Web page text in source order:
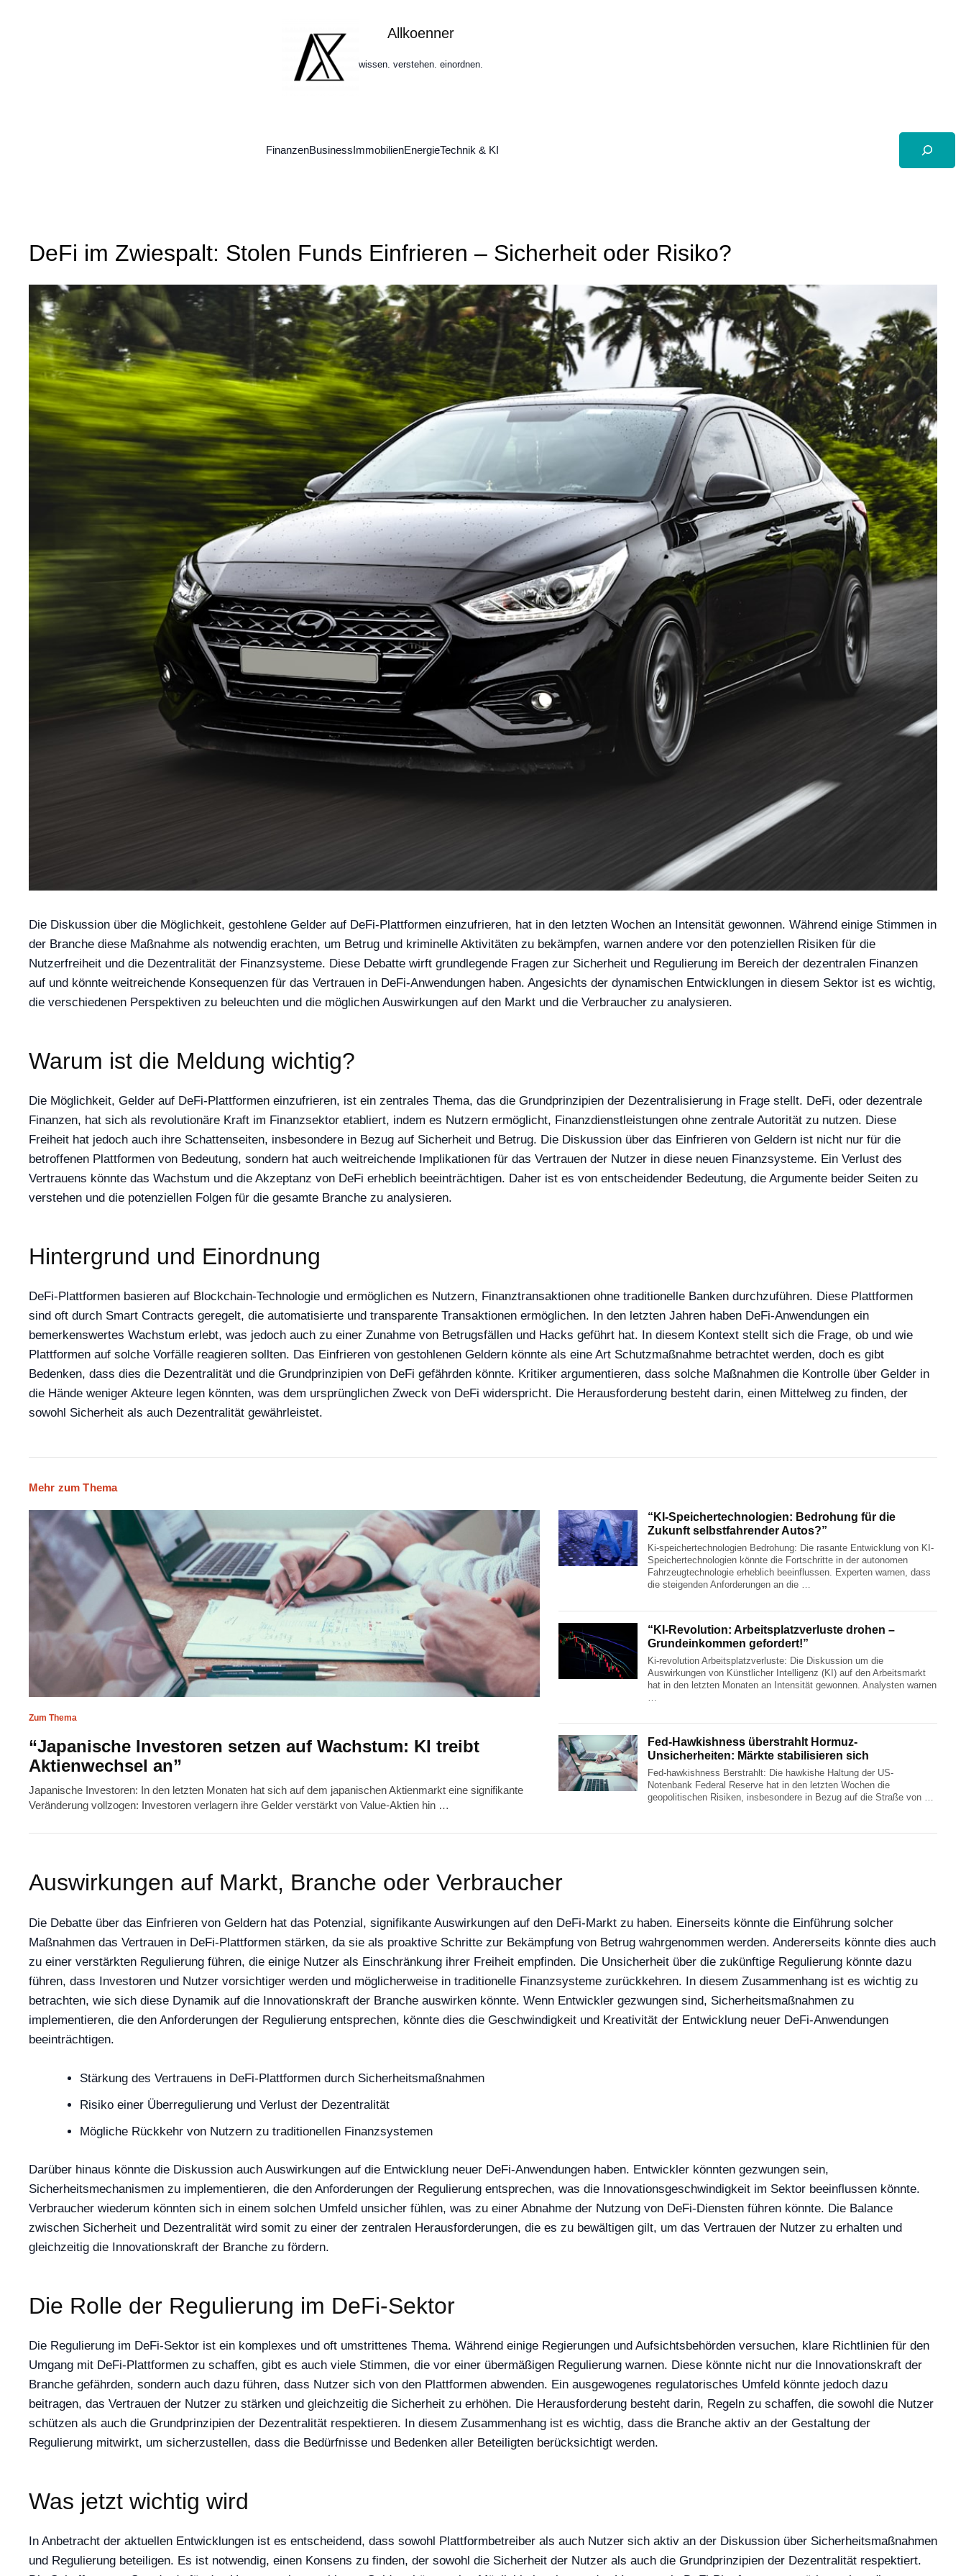
Allkoenner
wissen. verstehen. einordnen.
FinanzenBusinessImmobilienEnergieTechnik & KI
Suchen
DeFi im Zwiespalt: Stolen Funds Einfrieren – Sicherheit oder Risiko?
Die Diskussion über die Möglichkeit, gestohlene Gelder auf DeFi-Plattformen einzufrieren, hat in den letzten Wochen an Intensität gewonnen. Während einige Stimmen in
der Branche diese Maßnahme als notwendig erachten, um Betrug und kriminelle Aktivitäten zu bekämpfen, warnen andere vor den potenziellen Risiken für die
Nutzerfreiheit und die Dezentralität der Finanzsysteme. Diese Debatte wirft grundlegende Fragen zur Sicherheit und Regulierung im Bereich der dezentralen Finanzen
auf und könnte weitreichende Konsequenzen für das Vertrauen in DeFi-Anwendungen haben. Angesichts der dynamischen Entwicklungen in diesem Sektor ist es wichtig,
die verschiedenen Perspektiven zu beleuchten und die möglichen Auswirkungen auf den Markt und die Verbraucher zu analysieren.
Warum ist die Meldung wichtig?
Die Möglichkeit, Gelder auf DeFi-Plattformen einzufrieren, ist ein zentrales Thema, das die Grundprinzipien der Dezentralisierung in Frage stellt. DeFi, oder dezentrale
Finanzen, hat sich als revolutionäre Kraft im Finanzsektor etabliert, indem es Nutzern ermöglicht, Finanzdienstleistungen ohne zentrale Autorität zu nutzen. Diese
Freiheit hat jedoch auch ihre Schattenseiten, insbesondere in Bezug auf Sicherheit und Betrug. Die Diskussion über das Einfrieren von Geldern ist nicht nur für die
betroffenen Plattformen von Bedeutung, sondern hat auch weitreichende Implikationen für das Vertrauen der Nutzer in diese neuen Finanzsysteme. Ein Verlust des
Vertrauens könnte das Wachstum und die Akzeptanz von DeFi erheblich beeinträchtigen. Daher ist es von entscheidender Bedeutung, die Argumente beider Seiten zu
verstehen und die potenziellen Folgen für die gesamte Branche zu analysieren.
Hintergrund und Einordnung
DeFi-Plattformen basieren auf Blockchain-Technologie und ermöglichen es Nutzern, Finanztransaktionen ohne traditionelle Banken durchzuführen. Diese Plattformen
sind oft durch Smart Contracts geregelt, die automatisierte und transparente Transaktionen ermöglichen. In den letzten Jahren haben DeFi-Anwendungen ein
bemerkenswertes Wachstum erlebt, was jedoch auch zu einer Zunahme von Betrugsfällen und Hacks geführt hat. In diesem Kontext stellt sich die Frage, ob und wie
Plattformen auf solche Vorfälle reagieren sollten. Das Einfrieren von gestohlenen Geldern könnte als eine Art Schutzmaßnahme betrachtet werden, doch es gibt
Bedenken, dass dies die Dezentralität und die Grundprinzipien von DeFi gefährden könnte. Kritiker argumentieren, dass solche Maßnahmen die Kontrolle über Gelder in
die Hände weniger Akteure legen könnten, was dem ursprünglichen Zweck von DeFi widerspricht. Die Herausforderung besteht darin, einen Mittelweg zu finden, der
sowohl Sicherheit als auch Dezentralität gewährleistet.
Mehr zum Thema
Zum Thema
“Japanische Investoren setzen auf Wachstum: KI treibt
Aktienwechsel an”
Japanische Investoren: In den letzten Monaten hat sich auf dem japanischen Aktienmarkt eine signifikante
Veränderung vollzogen: Investoren verlagern ihre Gelder verstärkt von Value-Aktien hin …
“KI-Speichertechnologien: Bedrohung für die
Zukunft selbstfahrender Autos?”
Ki-speichertechnologien Bedrohung: Die rasante Entwicklung von KI-
Speichertechnologien könnte die Fortschritte in der autonomen
Fahrzeugtechnologie erheblich beeinflussen. Experten warnen, dass
die steigenden Anforderungen an die …
“KI-Revolution: Arbeitsplatzverluste drohen –
Grundeinkommen gefordert!”
Ki-revolution Arbeitsplatzverluste: Die Diskussion um die
Auswirkungen von Künstlicher Intelligenz (KI) auf den Arbeitsmarkt
hat in den letzten Monaten an Intensität gewonnen. Analysten warnen
Fed-Hawkishness überstrahlt Hormuz-
Unsicherheiten: Märkte stabilisieren sich
Fed-hawkishness Berstrahlt: Die hawkishe Haltung der US-
Notenbank Federal Reserve hat in den letzten Wochen die
geopolitischen Risiken, insbesondere in Bezug auf die Straße von …
Auswirkungen auf Markt, Branche oder Verbraucher
Die Debatte über das Einfrieren von Geldern hat das Potenzial, signifikante Auswirkungen auf den DeFi-Markt zu haben. Einerseits könnte die Einführung solcher
Maßnahmen das Vertrauen in DeFi-Plattformen stärken, da sie als proaktive Schritte zur Bekämpfung von Betrug wahrgenommen werden. Andererseits könnte dies auch
zu einer verstärkten Regulierung führen, die einige Nutzer als Einschränkung ihrer Freiheit empfinden. Die Unsicherheit über die zukünftige Regulierung könnte dazu
führen, dass Investoren und Nutzer vorsichtiger werden und möglicherweise in traditionelle Finanzsysteme zurückkehren. In diesem Zusammenhang ist es wichtig zu
betrachten, wie sich diese Dynamik auf die Innovationskraft der Branche auswirken könnte. Wenn Entwickler gezwungen sind, Sicherheitsmaßnahmen zu
implementieren, die den Anforderungen der Regulierung entsprechen, könnte dies die Geschwindigkeit und Kreativität der Entwicklung neuer DeFi-Anwendungen
beeinträchtigen.
Stärkung des Vertrauens in DeFi-Plattformen durch Sicherheitsmaßnahmen
Risiko einer Überregulierung und Verlust der Dezentralität
Mögliche Rückkehr von Nutzern zu traditionellen Finanzsystemen
Darüber hinaus könnte die Diskussion auch Auswirkungen auf die Entwicklung neuer DeFi-Anwendungen haben. Entwickler könnten gezwungen sein,
Sicherheitsmechanismen zu implementieren, die den Anforderungen der Regulierung entsprechen, was die Innovationsgeschwindigkeit im Sektor beeinflussen könnte.
Verbraucher wiederum könnten sich in einem solchen Umfeld unsicher fühlen, was zu einer Abnahme der Nutzung von DeFi-Diensten führen könnte. Die Balance
zwischen Sicherheit und Dezentralität wird somit zu einer der zentralen Herausforderungen, die es zu bewältigen gilt, um das Vertrauen der Nutzer zu erhalten und
gleichzeitig die Innovationskraft der Branche zu fördern.
Die Rolle der Regulierung im DeFi-Sektor
Die Regulierung im DeFi-Sektor ist ein komplexes und oft umstrittenes Thema. Während einige Regierungen und Aufsichtsbehörden versuchen, klare Richtlinien für den
Umgang mit DeFi-Plattformen zu schaffen, gibt es auch viele Stimmen, die vor einer übermäßigen Regulierung warnen. Diese könnte nicht nur die Innovationskraft der
Branche gefährden, sondern auch dazu führen, dass Nutzer sich von den Plattformen abwenden. Ein ausgewogenes regulatorisches Umfeld könnte jedoch dazu
beitragen, das Vertrauen der Nutzer zu stärken und gleichzeitig die Sicherheit zu erhöhen. Die Herausforderung besteht darin, Regeln zu schaffen, die sowohl die Nutzer
schützen als auch die Grundprinzipien der Dezentralität respektieren. In diesem Zusammenhang ist es wichtig, dass die Branche aktiv an der Gestaltung der
Regulierung mitwirkt, um sicherzustellen, dass die Bedürfnisse und Bedenken aller Beteiligten berücksichtigt werden.
Was jetzt wichtig wird
In Anbetracht der aktuellen Entwicklungen ist es entscheidend, dass sowohl Plattformbetreiber als auch Nutzer sich aktiv an der Diskussion über Sicherheitsmaßnahmen
und Regulierung beteiligen. Es ist notwendig, einen Konsens zu finden, der sowohl die Sicherheit der Nutzer als auch die Grundprinzipien der Dezentralität respektiert.